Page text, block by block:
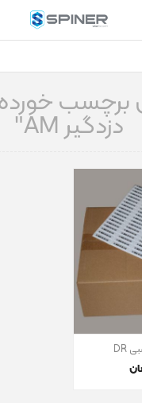
خورده
دزدگیر AM"